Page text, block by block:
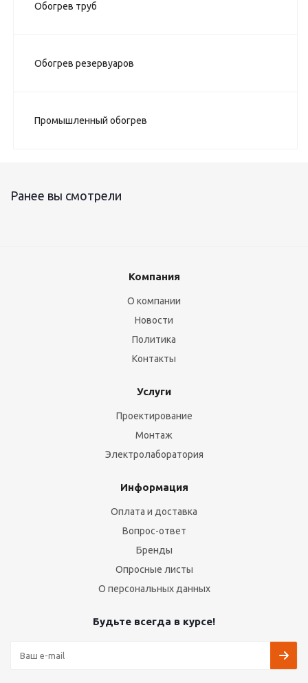
Обогрев труб
Обогрев резервуаров
Промышленный обогрев
Ранее вы смотрели
Компания
О компании
Новости
Политика
Контакты
Услуги
Проектирование
Монтаж
Электролаборатория
Информация
Оплата и доставка
Вопрос-ответ
Бренды
Опросные листы
О персональных данных
Будьте всегда в курсе!